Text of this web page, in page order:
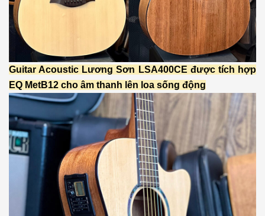
Guitar Acoustic Lương Sơn LSA400CE được tích hợp
EQ MetB12 cho âm thanh lên loa sống động